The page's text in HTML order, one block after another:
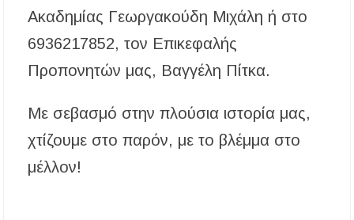
Ακαδημίας Γεωργακούδη Μιχάλη ή στο
6936217852, τον Επικεφαλής
Προπονητών μας, Βαγγέλη Πίτκα.
Με σεβασμό στην πλούσια ιστορία μας,
χτίζουμε στο παρόν, με το βλέμμα στο
μέλλον!